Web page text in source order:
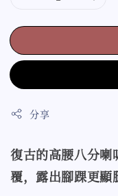
分享
復古的高腰八分喇
覆，露出腳踝更顯